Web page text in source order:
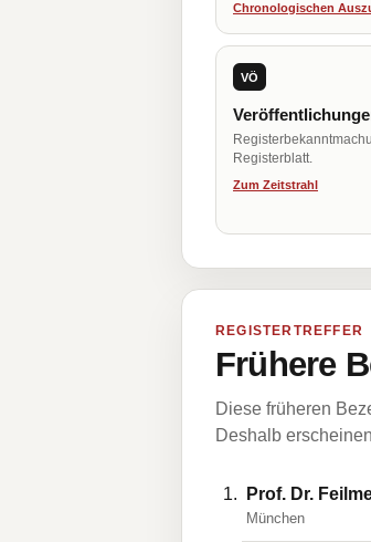
Chronologischen
VÖ
Registerblatt.
Zum Zeitstrahl
REGISTERTREFFER
Frühere
Diese früheren
Deshalb
Prof. Dr.
München